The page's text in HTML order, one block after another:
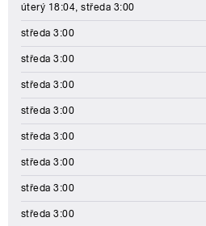
úterý 18:04, středa 3:00
středa 3:00
středa 3:00
středa 3:00
středa 3:00
středa 3:00
středa 3:00
středa 3:00
středa 3:00